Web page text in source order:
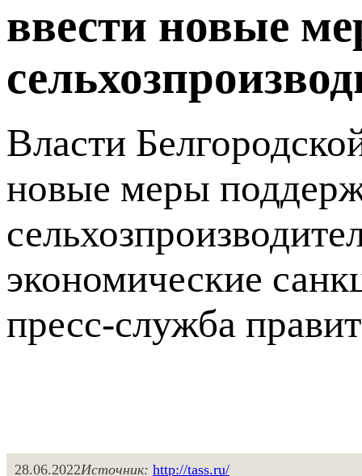
ввести новые
Власти
новые меры
экономические
пресс-служба
28.06.2022Источник: http://tass.ru/